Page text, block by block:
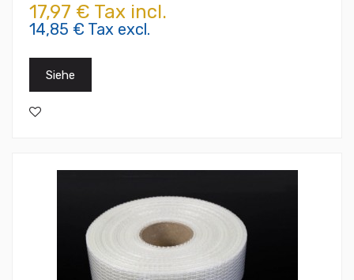
17,97 € Tax incl.
14,85 € Tax excl.
Siehe